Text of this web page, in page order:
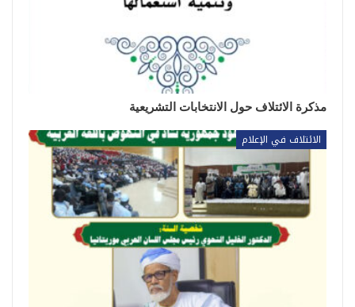
مذكرة الائتلاف حول الانتخابات التشريعية
الائتلاف في الإعلام